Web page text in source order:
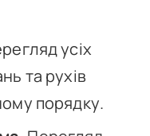
усіх
та рухів
порядку.